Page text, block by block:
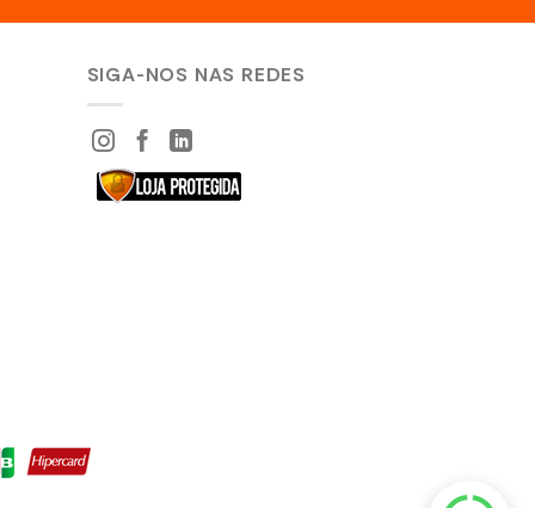
SIGA-NOS NAS REDES